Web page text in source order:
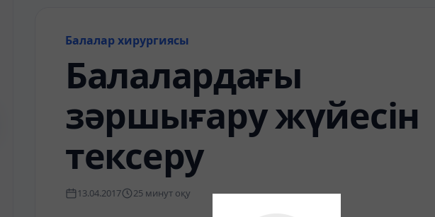
Балалар хирургиясы
Балалардағы
зәршығару жүйесін
тексеру
13.04.2017 25 минут оқу